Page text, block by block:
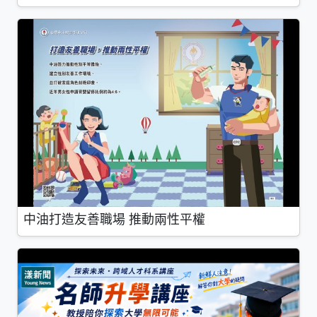
中油打造友善職場 推動兩性平權